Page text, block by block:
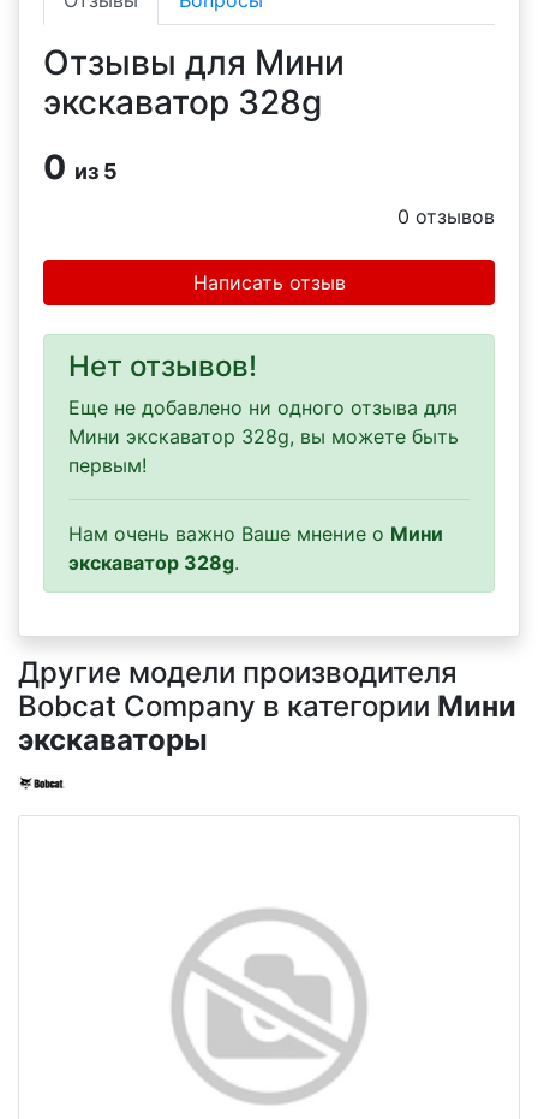
Отзывы для Мини
экскаватор 328g
0 из 5
0 отзывов
Написать отзыв
Нет отзывов!
Еще не добавлено ни одного отзыва для
Мини экскаватор 328g, вы можете быть
первым!
Нам очень важно Ваше мнение о Мини
экскаватор 328g.
Другие модели производителя
Bobcat Company в категории Мини
экскаваторы